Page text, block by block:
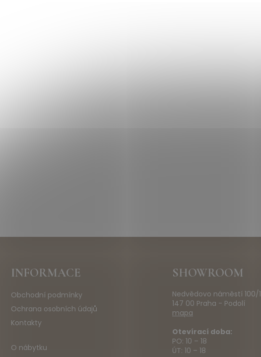
INFORMACE
Obchodní podmínky
Ochrana osobních údajů
Kontakty
O nábytku
SHOWROOM
Nedvědovo náměstí 100/1
147 00 Praha - Podolí
mapa
Otevírací doba:
PO: 10 – 18
ÚT: 10 – 18